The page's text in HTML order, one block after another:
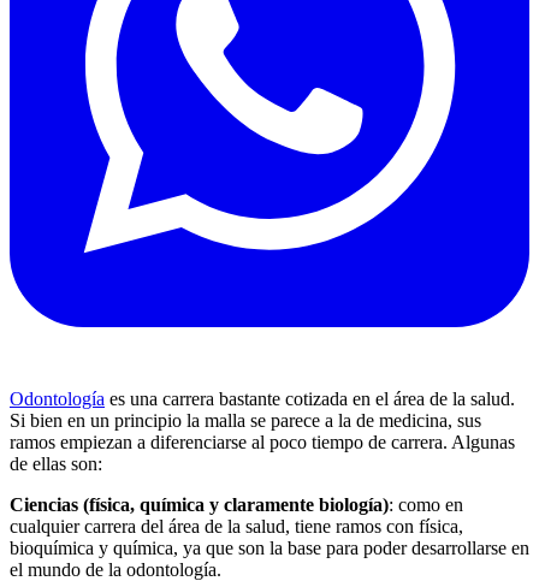
Odontología es una carrera bastante cotizada en el área de la salud.
Si bien en un principio la malla se parece a la de medicina, sus
ramos empiezan a diferenciarse al poco tiempo de carrera. Algunas
de ellas son:
Ciencias (física, química y claramente biología): como en
cualquier carrera del área de la salud, tiene ramos con física,
bioquímica y química, ya que son la base para poder desarrollarse en
el mundo de la odontología.